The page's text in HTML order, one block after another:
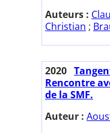
Auteurs :
Christian ;
2020
Rencontre
de la SMF.
Auteur :